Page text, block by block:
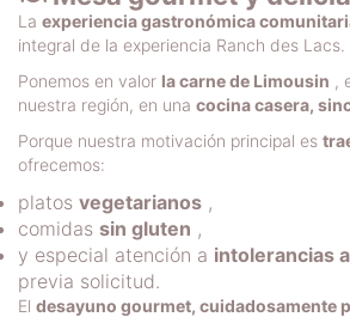
La experiencia gastronómica
integral de la experiencia Ranch des Lacs.
Ponemos en valor la carne de Limousin ,
nuestra región, en una cocina casera,
Porque nuestra motivación principal es
ofrecemos:
platos vegetarianos ,
comidas sin gluten ,
y especial atención a intolerancias
previa solicitud.
El desayuno gourmet, cuidadosamente